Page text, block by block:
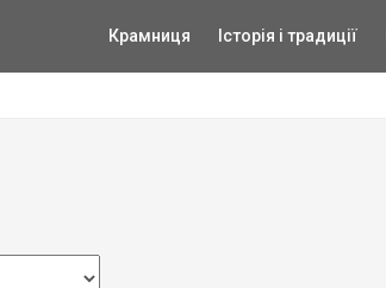
Крамниця Історія і традиції